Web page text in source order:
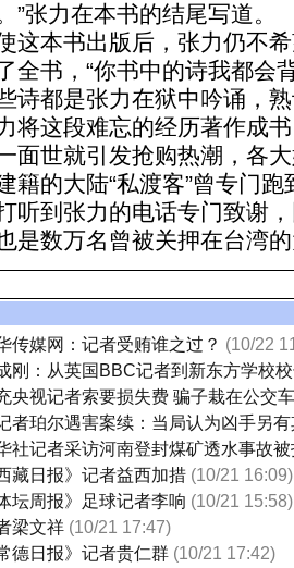
”张力在本书的结尾写道。
本书出版后，张力仍不希
全书，“你书中的诗我都会
诗都是张力在狱中吟诵，
这段难忘的经历著作成书
面世就引发抢购热潮，各
籍的大陆“私渡客”曾专门
听到张力的电话专门致谢
是数万名曾被关押在台湾
传媒网：记者受贿谁之过？ (10/22
刚：从英国BBC记者到新东方学校
央视记者索要损失费 骗子栽在公交
者珀尔遇害案续：当局认为凶手另
社记者采访河南登封煤矿透水事故
西藏日报》记者益西加措 (10/21 16:09)
体坛周报》足球记者李响 (10/21 15:58)
梁文祥 (10/21 17:47)
常德日报》记者贵仁群 (10/21 17:42)